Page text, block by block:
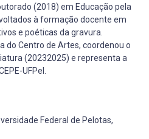
(2018) em Educação pela
à formação docente em
e poéticas da gravura.
do Centro de Artes, coordenou o
(20232025) e representa a
UFPel.
Federal de Pelotas,